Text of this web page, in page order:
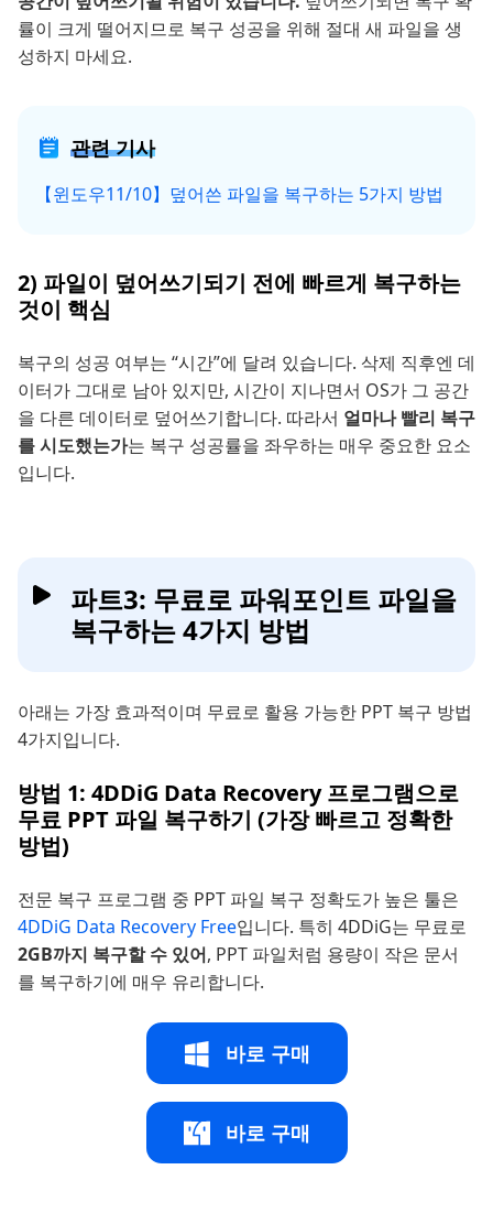
률이 크게 떨어지므로 복구 성공을 위해 절대 새 파일을 생
성하지 마세요.
관련 기사
【윈도우11/10】덮어쓴 파일을 복구하는 5가지 방법
2) 파일이 덮어쓰기되기 전에 빠르게 복구하는
것이 핵심
복구의 성공 여부는 “시간”에 달려 있습니다. 삭제 직후엔 데
이터가 그대로 남아 있지만, 시간이 지나면서 OS가 그 공간
을 다른 데이터로 덮어쓰기합니다. 따라서 얼마나 빨리 복구
를 시도했는가는 복구 성공률을 좌우하는 매우 중요한 요소
입니다.
파트3: 무료로 파워포인트 파일을
복구하는 4가지 방법
아래는 가장 효과적이며 무료로 활용 가능한 PPT 복구 방법
4가지입니다.
방법 1: 4DDiG Data Recovery 프로그램으로
무료 PPT 파일 복구하기 (가장 빠르고 정확한
방법)
전문 복구 프로그램 중 PPT 파일 복구 정확도가 높은 툴은
4DDiG Data Recovery Free입니다. 특히 4DDiG는 무료로
2GB까지 복구할 수 있어, PPT 파일처럼 용량이 작은 문서
를 복구하기에 매우 유리합니다.
바로 구매
바로 구매